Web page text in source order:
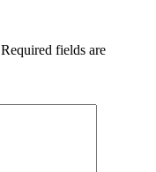
Required fields are